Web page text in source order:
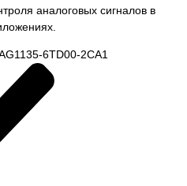
аналоговых сигналов в
6TD00-2CA1